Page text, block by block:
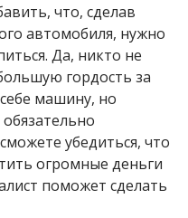
что, сделав
автомобиля, нужно
Да, никто не
гордость за
машину, но
убедиться, что
огромные деньги
поможет сделать